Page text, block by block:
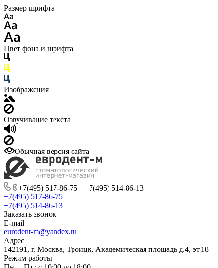
Размер шрифта
Цвет фона и шрифта
Изображения
Озвучивание текста
Обычная версия сайта
+7(495) 517-86-75 | +7(495) 514-86-13
+7(495) 517-86-75
+7(495) 514-86-13
Заказать звонок
E-mail
eurodent-m@yandex.ru
Адрес
142191, г. Москва, Троицк, Академическая площадь д.4, эт.18
Режим работы